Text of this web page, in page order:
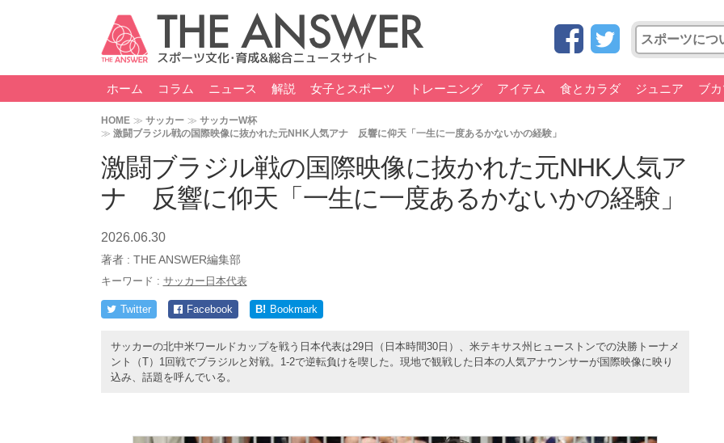
ホーム コラム ニュース 解説 女子とスポーツ トレーニング アイテム 食とカラダ ジュニア ブ
HOME サッカー
サッカーW杯
激闘ブラジル戦の国際映像に抜かれた元NHK人気アナ 反響に仰天「一生に一度あるかないかの経験」
激闘ブラジル戦の国際映像に抜かれた元NHK人気ア
ナ 反響に仰天「一生に一度あるかないかの経験」
2026.06.30
著者 : THE ANSWER編集部
キーワード : サッカー日本代表
Twitter Facebook B! Bookmark
サッカーの北中米ワールドカップを戦う日本代表は29日（日本時間30日）、米テキサス州ヒューストンでの決勝トーナメ
ント（T）1回戦でブラジルと対戦。1-2で逆転負けを喫した。現地で観戦した日本の人気アナウンサーが国際映像に映り
込み、話題を呼んでいる。